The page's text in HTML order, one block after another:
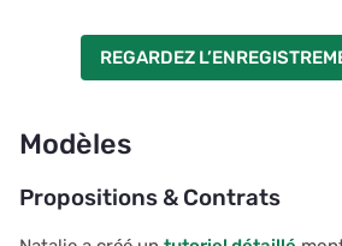
REGARDEZ
Modèles
Propositions & Contrats